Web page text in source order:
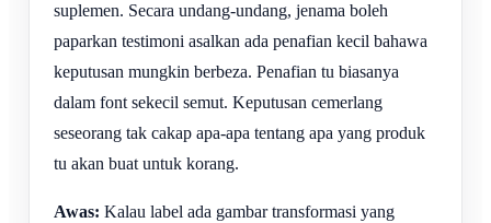
suplemen. Secara undang-undang, jenama boleh
paparkan testimoni asalkan ada penafian kecil bahawa
keputusan mungkin berbeza. Penafian tu biasanya
dalam font sekecil semut. Keputusan cemerlang
seseorang tak cakap apa-apa tentang apa yang produk
tu akan buat untuk korang.
Awas: Kalau label ada gambar transformasi yang